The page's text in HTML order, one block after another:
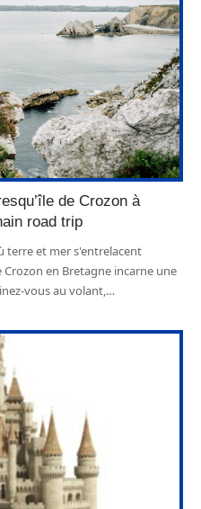
de Crozon à
road trip
terre et mer s'entrelacent
en Bretagne incarne une
vous au volant,…